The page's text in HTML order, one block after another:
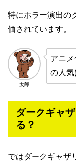
特にホラー演出の
価されています。
太郎
アニ
の人気
ダークギャ
る？
ではダークギャザ